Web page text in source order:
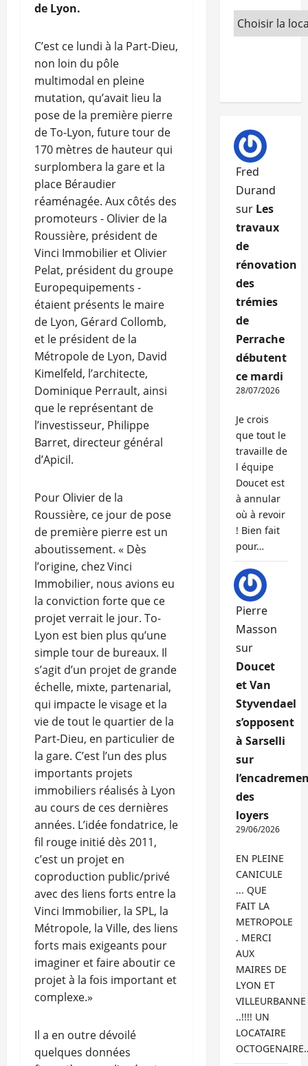
de Lyon.
C’est ce lundi à la Part-Dieu,
non loin du pôle
multimodal en pleine
mutation, qu’avait lieu la
pose de la première pierre
de To-Lyon, future tour de
170 mètres de hauteur qui
surplombera la gare et la
place Béraudier
réaménagée. Aux côtés des
promoteurs - Olivier de la
Roussière, président de
Vinci Immobilier et Olivier
Pelat, président du groupe
Europequipements -
étaient présents le maire
de Lyon, Gérard Collomb,
et le président de la
Métropole de Lyon, David
Kimelfeld, l’architecte,
Dominique Perrault, ainsi
que le représentant de
l’investisseur, Philippe
Barret, directeur général
d’Apicil.
Pour Olivier de la
Roussière, ce jour de pose
de première pierre est un
aboutissement. « Dès
l’origine, chez Vinci
Immobilier, nous avions eu
la conviction forte que ce
projet verrait le jour. To-
Lyon est bien plus qu’une
simple tour de bureaux. Il
s’agit d’un projet de grande
échelle, mixte, partenarial,
qui impacte le visage et la
vie de tout le quartier de la
Part-Dieu, en particulier de
la gare. C’est l’un des plus
importants projets
immobiliers réalisés à Lyon
au cours de ces dernières
années. L’idée fondatrice, le
fil rouge initié dès 2011,
c’est un projet en
coproduction public/privé
avec des liens forts entre la
Vinci Immobilier, la SPL, la
Métropole, la Ville, des liens
forts mais exigeants pour
imaginer et faire aboutir ce
projet à la fois important et
complexe.»
Il a en outre dévoilé
quelques données
Fred
Durand
sur Les
travaux
de
rénovation
des
trémies
de
Perrache
débutent
ce mardi
28/07/2026
Je crois
que tout le
travaille de
l équipe
Doucet est
à annular
où à revoir
! Bien fait
pour…
Pierre
Masson
sur
Doucet
et Van
Styvendael
s’opposent
à Sarselli
sur
des
loyers
29/06/2026
EN PLEINE
CANICULE
... QUE
FAIT LA
METROPOLE
. MERCI
AUX
MAIRES DE
LYON ET
VILLEURBANNE
..!!!! UN
LOCATAIRE